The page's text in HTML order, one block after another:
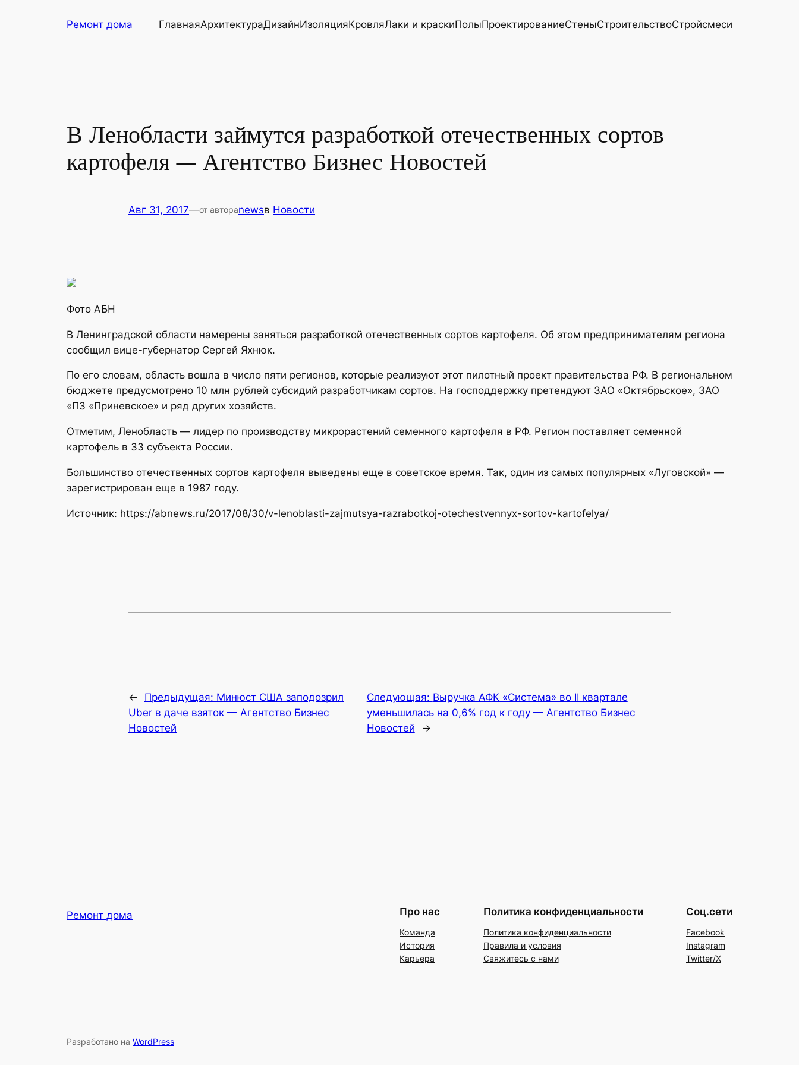
Ремонт дома ГлавнаяАрхитектураДизайнИзоляцияКровляЛаки и краскиПолыПроектированиеСтеныСтроительствоСтройсмеси
В Ленобласти займутся разработкой отечественных сортов
картофеля — Агентство Бизнес Новостей
Авг 31, 2017—от автораnewsв Новости
Фото АБН
В Ленинградской области намерены заняться разработкой отечественных сортов картофеля. Об этом предпринимателям региона
сообщил вице-губернатор Сергей Яхнюк.
По его словам, область вошла в число пяти регионов, которые реализуют этот пилотный проект правительства РФ. В региональном
бюджете предусмотрено 10 млн рублей субсидий разработчикам сортов. На господдержку претендуют ЗАО «Октябрьское», ЗАО
«ПЗ «Приневское» и ряд других хозяйств.
Отметим, Ленобласть — лидер по производству микрорастений семенного картофеля в РФ. Регион поставляет семенной
картофель в 33 субъекта России.
Большинство отечественных сортов картофеля выведены еще в советское время. Так, один из самых популярных «Луговской» —
зарегистрирован еще в 1987 году.
Источник: https://abnews.ru/2017/08/30/v-lenoblasti-zajmutsya-razrabotkoj-otechestvennyx-sortov-kartofelya/
← Предыдущая: Минюст США заподозрил
Uber в даче взяток — Агентство Бизнес
Новостей
Следующая: Выручка АФК «Система» во II квартале
уменьшилась на 0,6% год к году — Агентство Бизнес
Новостей
→
Ремонт дома Про нас
Команда
История
Карьера
Политика конфиденциальности
Политика конфиденциальности
Правила и условия
Свяжитесь с нами
Соц.сети
Facebook
Instagram
Twitter/X
Разработано на WordPress